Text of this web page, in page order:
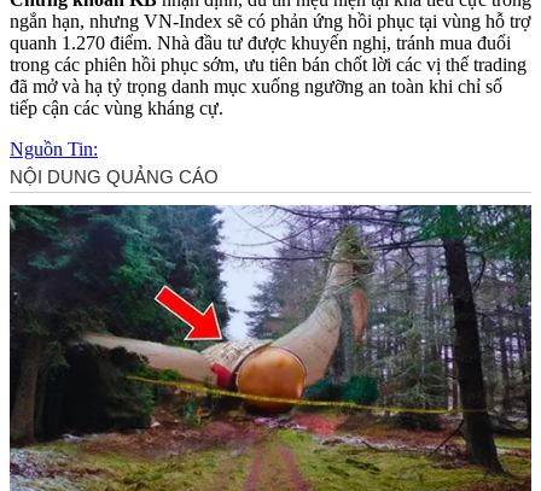
ngắn hạn, nhưng VN-Index sẽ có phản ứng hồi phục tại vùng hỗ trợ
quanh 1.270 điểm. Nhà đầu tư được khuyến nghị, tránh mua đuổi
trong các phiên hồi phục sớm, ưu tiên bán chốt lời các vị thế trading
đã mở và hạ tỷ trọng danh mục xuống ngưỡng an toàn khi chỉ số
tiếp cận các vùng kháng cự.
Nguồn Tin: